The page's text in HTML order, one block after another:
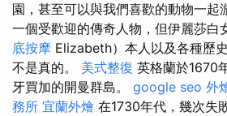
園，甚至可以與我們喜歡的動物一起
一個受歡迎的傳奇人物，但伊麗莎白
底按摩 Elizabeth）本人以及各種歷
不是真的。 美式整復 英格蘭於1670
牙買加的開曼群島。 google seo 外
務所 宜蘭外燴 在1730年代，幾次失